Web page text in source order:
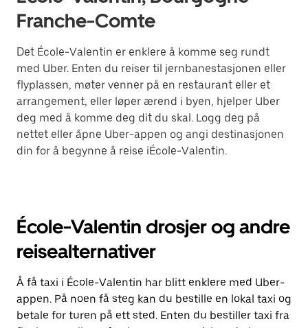
Franche-Comte
Det École-Valentin er enklere å komme seg rundt
med Uber. Enten du reiser til jernbanestasjonen eller
flyplassen, møter venner på en restaurant eller et
arrangement, eller løper ærend i byen, hjelper Uber
deg med å komme deg dit du skal. Logg deg på
nettet eller åpne Uber-appen og angi destinasjonen
din for å begynne å reise iÉcole-Valentin.
École-Valentin drosjer og andre
reisealternativer
Å få taxi i École-Valentin har blitt enklere med Uber-
appen. På noen få steg kan du bestille en lokal taxi og
betale for turen på ett sted. Enten du bestiller taxi fra